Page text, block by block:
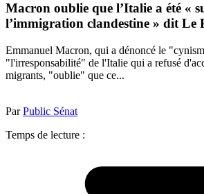
Macron oublie que l’Italie a été «
l’immigration clandestine » dit Le
Emmanuel Macron, qui a dénoncé le
"l'irresponsabilité" de l'Italie qui a refusé
migrants, "oublie" que ce...
ParPublic Sénat
Temps de lecture :